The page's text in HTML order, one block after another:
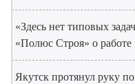
«Здесь нет типовых
«Полюс Строя» о работе
Якутск протянул руку